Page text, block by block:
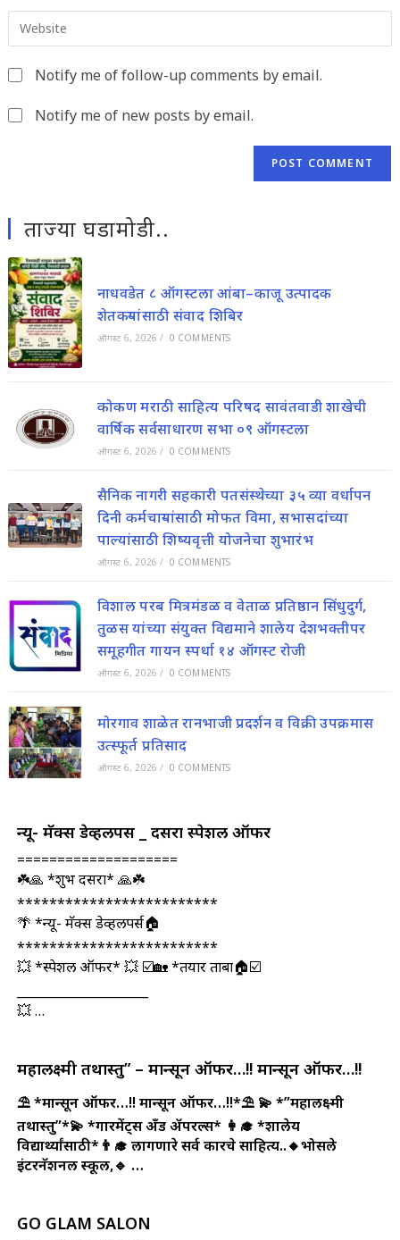
to
comment
address
to
comment
your
URL
Notify me of follow-up comments by email.
Notify me of new posts by email.
ताज्या घडामोडी..
नाधवडेत ८ ऑगस्टला आंबा–काजू उत्पादक
शेतकऱ्यांसाठी संवाद शिबिर
ऑगस्ट 6, 2026 / 0 COMMENTS
कोकण मराठी साहित्य परिषद सावंतवाडी शाखेची
वार्षिक सर्वसाधारण सभा ०९ ऑगस्टला
ऑगस्ट 6, 2026 / 0 COMMENTS
सैनिक नागरी सहकारी पतसंस्थेच्या ३५ व्या वर्धापन
दिनी कर्मचाऱ्यांसाठी मोफत विमा, सभासदांच्या
पाल्यांसाठी शिष्यवृत्ती योजनेचा शुभारंभ
ऑगस्ट 6, 2026 / 0 COMMENTS
विशाल परब मित्रमंडळ व वेताळ प्रतिष्ठान सिंधुदुर्ग,
तुळस यांच्या संयुक्त विद्यमाने शालेय देशभक्तीपर
समूहगीत गायन स्पर्धा १४ ऑगस्ट रोजी
ऑगस्ट 6, 2026 / 0 COMMENTS
मोरगाव शाळेत रानभाजी प्रदर्शन व विक्री उपक्रमास
उत्स्फूर्त प्रतिसाद
ऑगस्ट 6, 2026 / 0 COMMENTS
न्यू- मॅक्स डेव्हलपर्स _ दसरा स्पेशल ऑफर
====================
☘️🙏 *शुभ दसरा* 🙏☘️
*************************
🌴 *न्यू- मॅक्स डेव्हलपर्स🏠
*************************
💥 *स्पेशल ऑफर* 💥 ☑️🏡 *तयार ताबा🏠☑️
💥 …
महालक्ष्मी तथास्तु” – मान्सून ऑफर…!! मान्सून ऑफर…!!
⛱️ *मान्सून ऑफर…!! मान्सून ऑफर…!!*⛱️ 💫 *”महालक्ष्मी
तथास्तु”*💫 *गारमेंट्स अँड ॲपरल्स* 👩‍🎓 *शालेय
विद्यार्थ्यांसाठी*👨‍🎓 लागणारे सर्व प्रकारचे साहित्य..🔸भोसले
इंटरनॅशनल स्कूल,🔹 …
GO GLAM SALON